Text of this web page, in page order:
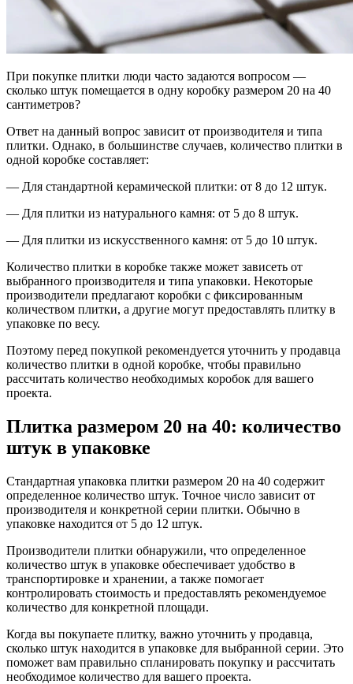
При покупке плитки люди часто задаются вопросом —
сколько штук помещается в одну коробку размером 20 на 40
сантиметров?
Ответ на данный вопрос зависит от производителя и типа
плитки. Однако, в большинстве случаев, количество плитки в
одной коробке составляет:
— Для стандартной керамической плитки: от 8 до 12 штук.
— Для плитки из натурального камня: от 5 до 8 штук.
— Для плитки из искусственного камня: от 5 до 10 штук.
Количество плитки в коробке также может зависеть от
выбранного производителя и типа упаковки. Некоторые
производители предлагают коробки с фиксированным
количеством плитки, а другие могут предоставлять плитку в
упаковке по весу.
Поэтому перед покупкой рекомендуется уточнить у продавца
количество плитки в одной коробке, чтобы правильно
рассчитать количество необходимых коробок для вашего
проекта.
Плитка размером 20 на 40: количество
штук в упаковке
Стандартная упаковка плитки размером 20 на 40 содержит
определенное количество штук. Точное число зависит от
производителя и конкретной серии плитки. Обычно в
упаковке находится от 5 до 12 штук.
Производители плитки обнаружили, что определенное
количество штук в упаковке обеспечивает удобство в
транспортировке и хранении, а также помогает
контролировать стоимость и предоставлять рекомендуемое
количество для конкретной площади.
Когда вы покупаете плитку, важно уточнить у продавца,
сколько штук находится в упаковке для выбранной серии. Это
поможет вам правильно спланировать покупку и рассчитать
необходимое количество для вашего проекта.